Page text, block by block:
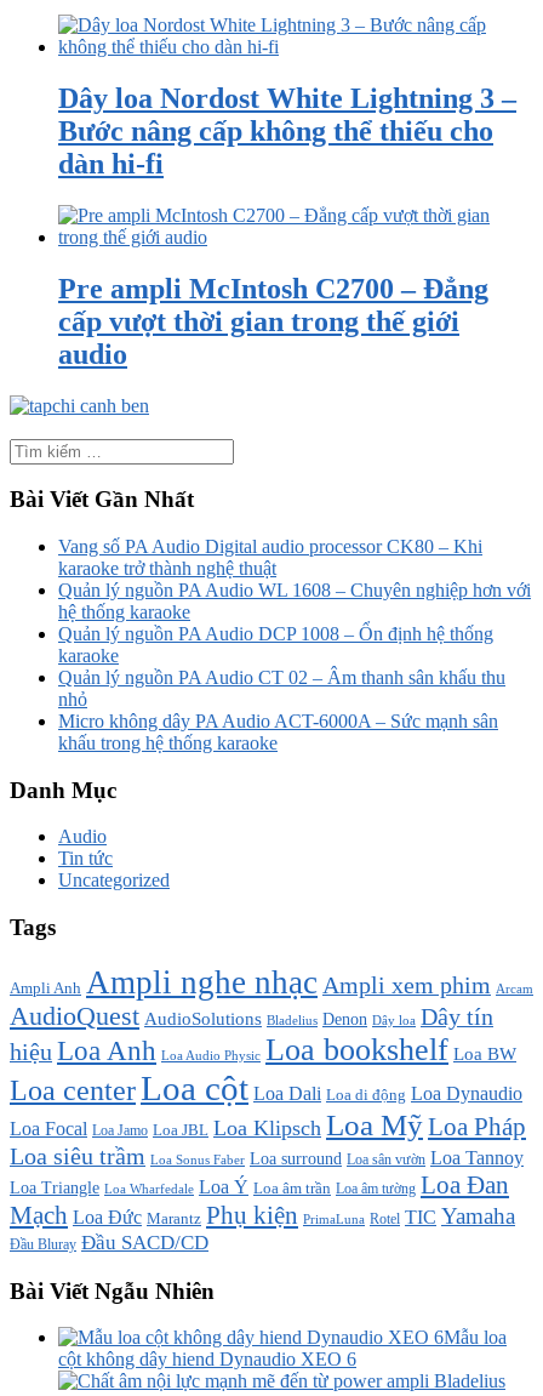
Dây loa Nordost White Lightning 3 –
Bước nâng cấp không thể thiếu cho
dàn hi-fi
Pre ampli McIntosh C2700 – Đẳng
cấp vượt thời gian trong thế giới
audio
Bài Viết Gần Nhất
Vang số PA Audio Digital audio processor CK80 – Khi
karaoke trở thành nghệ thuật
Quản lý nguồn PA Audio WL 1608 – Chuyên nghiệp hơn với
hệ thống karaoke
Quản lý nguồn PA Audio DCP 1008 – Ổn định hệ thống
karaoke
Quản lý nguồn PA Audio CT 02 – Âm thanh sân khấu thu
nhỏ
Micro không dây PA Audio ACT-6000A – Sức mạnh sân
khấu trong hệ thống karaoke
Danh Mục
Audio
Tin tức
Uncategorized
Tags
Ampli Anh Ampli nghe nhạc Ampli xem phim Arcam
AudioQuest AudioSolutions Bladelius Denon Dây loa Dây tín
hiệu Loa Anh Loa Audio Physic Loa bookshelf Loa BW
Loa centerLoa cột Loa Dali Loa di động Loa Dynaudio
Loa Focal Loa Jamo Loa JBL Loa Klipsch Loa MỹLoa Pháp
Loa siêu trầm Loa Sonus Faber Loa surround Loa sân vườn Loa Tannoy
Loa Triangle Loa Wharfedale Loa Ý Loa âm trần Loa âm tường Loa Đan
Mạch Loa Đức Marantz Phụ kiện PrimaLuna Rotel TIC Yamaha
Đầu Bluray Đầu SACD/CD
Bài Viết Ngẫu Nhiên
Mẫu loa
cột không dây hiend Dynaudio XEO 6